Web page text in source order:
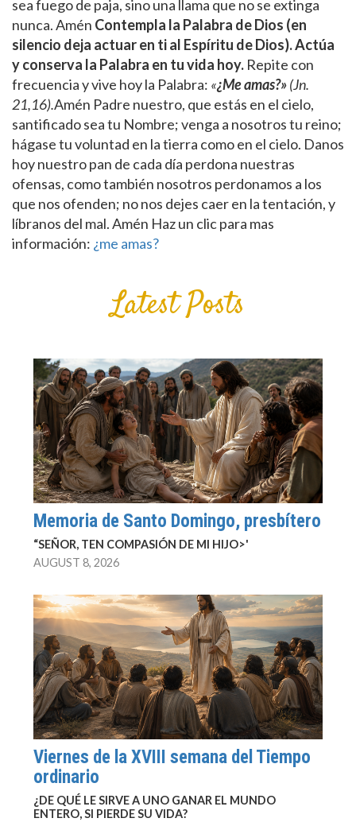
sea fuego de paja, sino una llama que no se extinga
nunca. Amén Contempla la Palabra de Dios (en
silencio deja actuar en ti al Espíritu de Dios). Actúa
y conserva la Palabra en tu vida hoy. Repite con
frecuencia y vive hoy la Palabra: «¿Me amas?»(Jn.
21,16).Amén Padre nuestro, que estás en el cielo,
santificado sea tu Nombre; venga a nosotros tu reino;
hágase tu voluntad en la tierra como en el cielo. Danos
hoy nuestro pan de cada día perdona nuestras
ofensas, como también nosotros perdonamos a los
que nos ofenden; no nos dejes caer en la tentación, y
líbranos del mal. Amén Haz un clic para mas
información: ¿me amas?
Latest Posts
Memoria de Santo Domingo, presbítero
“SEÑOR, TEN COMPASIÓN DE MI HIJO>'
AUGUST 8, 2026
Viernes de la XVIII semana del Tiempo
ordinario
¿DE QUÉ LE SIRVE A UNO GANAR EL MUNDO
ENTERO, SI PIERDE SU VIDA?